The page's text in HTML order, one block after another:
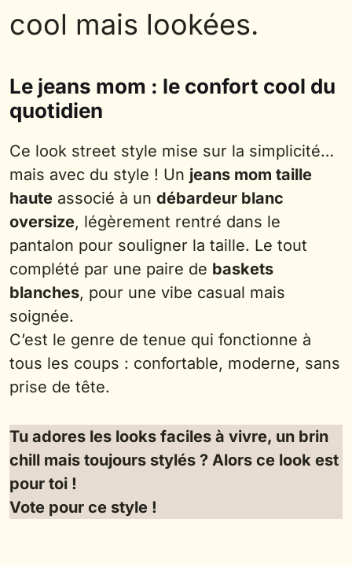
cool mais lookées.
Le jeans mom : le confort cool du
quotidien
Ce look street style mise sur la simplicité…
mais avec du style ! Un jeans mom taille
haute associé à un débardeur blanc
oversize, légèrement rentré dans le
pantalon pour souligner la taille. Le tout
complété par une paire de baskets
blanches, pour une vibe casual mais
soignée.
C’est le genre de tenue qui fonctionne à
tous les coups : confortable, moderne, sans
prise de tête.
Tu adores les looks faciles à vivre, un brin
chill mais toujours stylés ? Alors ce look est
pour toi !
Vote pour ce style !